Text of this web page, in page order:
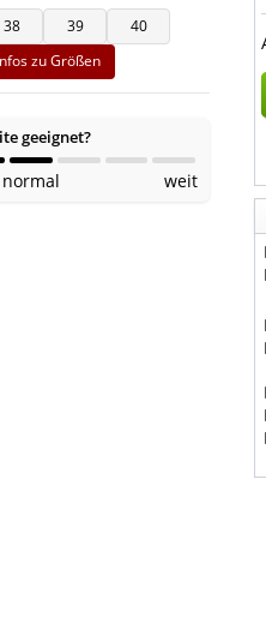
38 39
40
zu Größen
geeignet?
normal weit